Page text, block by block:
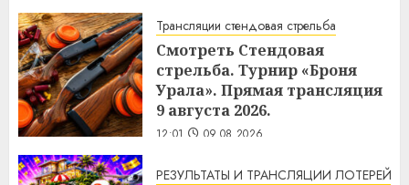
Трансляции стендовая стрельба
Смотреть Стендовая
стрельба. Турнир «Броня
Урала». Прямая трансляция
9 августа 2026.
12:01 09.08.2026
РЕЗУЛЬТАТЫ И ТРАНСЛЯЦИИ ЛОТЕРЕЙ